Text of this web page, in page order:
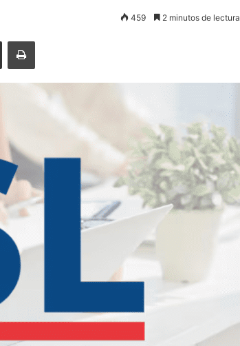
459 2 minutos de lectura
Enviar vía email Imprimir